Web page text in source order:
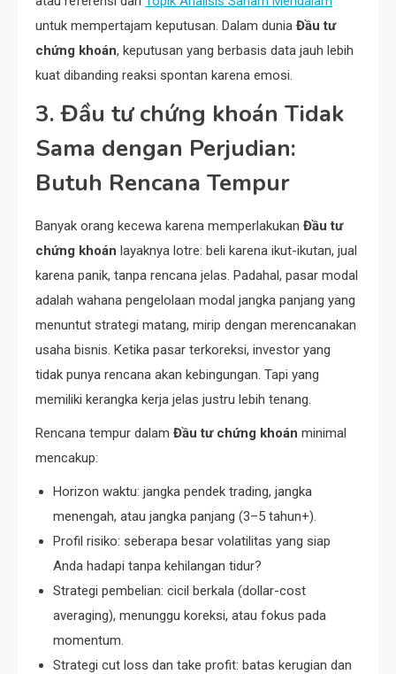
untuk mempertajam keputusan. Dalam dunia Đầu tư
chứng khoán, keputusan yang berbasis data jauh lebih
kuat dibanding reaksi spontan karena emosi.
3. Đầu tư chứng khoán Tidak
Sama dengan Perjudian:
Butuh Rencana Tempur
Banyak orang kecewa karena memperlakukan Đầu tư
chứng khoán layaknya lotre: beli karena ikut-ikutan, jual
karena panik, tanpa rencana jelas. Padahal, pasar modal
adalah wahana pengelolaan modal jangka panjang yang
menuntut strategi matang, mirip dengan merencanakan
usaha bisnis. Ketika pasar terkoreksi, investor yang
tidak punya rencana akan kebingungan. Tapi yang
memiliki kerangka kerja jelas justru lebih tenang.
Rencana tempur dalam Đầu tư chứng khoán minimal
mencakup:
Horizon waktu: jangka pendek trading, jangka
menengah, atau jangka panjang (3–5 tahun+).
Profil risiko: seberapa besar volatilitas yang siap
Anda hadapi tanpa kehilangan tidur?
Strategi pembelian: cicil berkala (dollar-cost
averaging), menunggu koreksi, atau fokus pada
momentum.
Strategi cut loss dan take profit: batas kerugian dan